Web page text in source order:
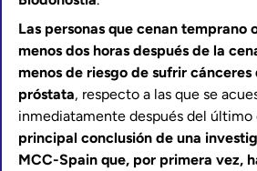
Las personas que cenan temprano
menos dos horas después de la
menos de riesgo de sufrir cánceres
próstata, respecto a las que se
inmediatamente después del último
principal conclusión de una
MCC-Spain que, por primera vez,